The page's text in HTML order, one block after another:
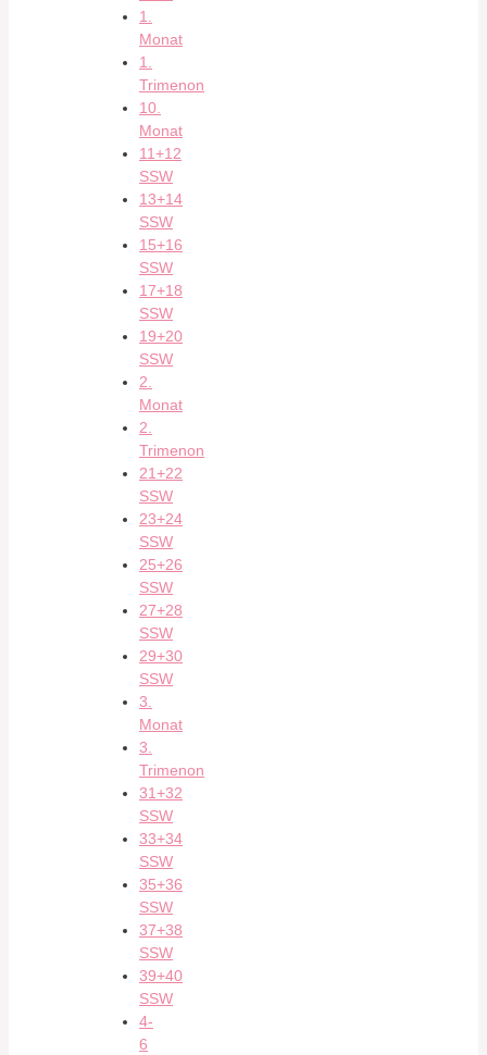
1.
Monat
1.
Trimenon
10.
Monat
11+12
SSW
13+14
SSW
15+16
SSW
17+18
SSW
19+20
SSW
2.
Monat
2.
Trimenon
21+22
SSW
23+24
SSW
25+26
SSW
27+28
SSW
29+30
SSW
3.
Monat
3.
Trimenon
31+32
SSW
33+34
SSW
35+36
SSW
37+38
SSW
39+40
SSW
4-
6